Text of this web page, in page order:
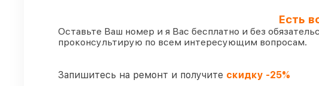
ремонтов по ремонту исполняются в
90%деталей Venox имеются в наличии в
Есть
Оставьте Ваш номер и я Вас бесплатно и без
проконсультирую по всем интересующим вопросам.
Запишитесь на ремонт и получите скидку -25%